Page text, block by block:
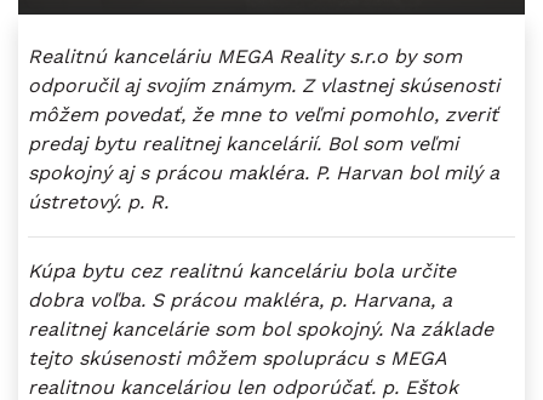
Realitnú kanceláriu MEGA Reality s.r.o by som
odporučil aj svojím známym. Z vlastnej skúsenosti
môžem povedať, že mne to veľmi pomohlo, zveriť
predaj bytu realitnej kancelárií. Bol som veľmi
spokojný aj s prácou makléra. P. Harvan bol milý a
ústretový. p. R.
Kúpa bytu cez realitnú kanceláriu bola určite
dobra voľba. S prácou makléra, p. Harvana, a
realitnej kancelárie som bol spokojný. Na základe
tejto skúsenosti môžem spoluprácu s MEGA
realitnou kanceláriou len odporúčať. p. Eštok